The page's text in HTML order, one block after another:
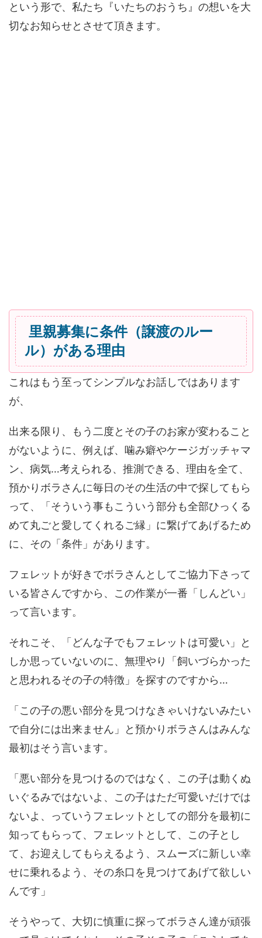
という形で、私たち『いたちのおうち』の想いを大
切なお知らせとさせて頂きます。
里親募集に条件（譲渡のルー
ル）がある理由
これはもう至ってシンプルなお話しではあります
が、
出来る限り、もう二度とその子のお家が変わること
がないように、例えば、噛み癖やケージガッチャマ
ン、病気…考えられる、推測できる、理由を全て、
預かりボラさんに毎日のその生活の中で探してもら
って、「そういう事もこういう部分も全部ひっくる
めて丸ごと愛してくれるご縁」に繋げてあげるため
に、その「条件」があります。
フェレットが好きでボラさんとしてご協力下さって
いる皆さんですから、この作業が一番「しんどい」
って言います。
それこそ、「どんな子でもフェレットは可愛い」と
しか思っていないのに、無理やり「飼いづらかった
と思われるその子の特徴」を探すのですから…
「この子の悪い部分を見つけなきゃいけないみたい
で自分には出来ません」と預かりボラさんはみんな
最初はそう言います。
「悪い部分を見つけるのではなく、この子は動くぬ
いぐるみではないよ、この子はただ可愛いだけでは
ないよ、っていうフェレットとしての部分を最初に
知ってもらって、フェレットとして、この子とし
て、お迎えしてもらえるよう、スムーズに新しい幸
せに乗れるよう、その糸口を見つけてあげて欲しい
んです」
そうやって、大切に慎重に探ってボラさん達が頑張